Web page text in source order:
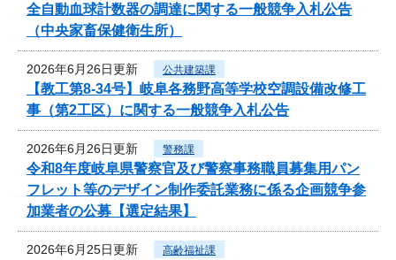
全自動血球計数器の調達に関する一般競争入札公告
（中央家畜保健衛生所）
2026年6月26日更新 公共建築課
【教工第8-34号】岐阜各務野高等学校空調設備改修工
事（第2工区）に関する一般競争入札公告
2026年6月26日更新 警務課
令和8年度岐阜県警察官及び警察事務職員募集用パン
フレット等のデザイン制作委託業務に係る企画競争参
加業者の公募【選定結果】
2026年6月25日更新 高齢福祉課